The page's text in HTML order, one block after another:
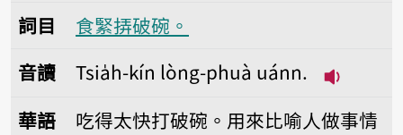
詞目
食緊挵破碗。
音讀
Tsia̍h-kín lòng-phuà uánn.
華語
吃得太快打破碗。用來比喻人做事情